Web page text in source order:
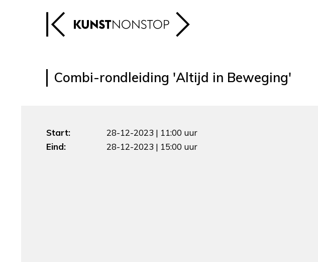
Combi-rondleiding 'Altijd in Beweging'
Start:
28-12-2023 | 11:00 uur
Eind:
28-12-2023 | 15:00 uur